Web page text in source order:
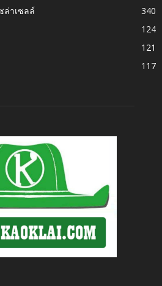
ล่าเซลล์
340
124
121
117